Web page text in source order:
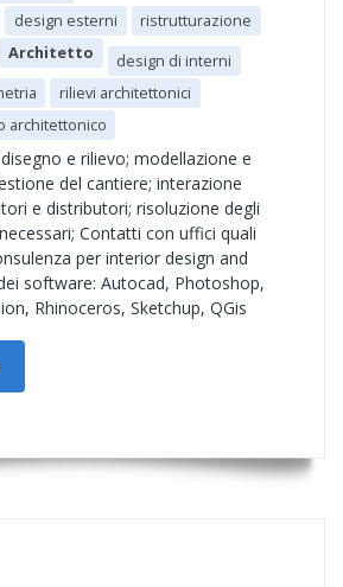
design esterni
ristrutturazione
Architetto
design di interni
rilievi architettonici
architettonico
e rilievo; modellazione e
del cantiere; interazione
e distributori; risoluzione degli
Contatti con uffici quali
per interior design and
software: Autocad, Photoshop,
Rhinoceros, Sketchup, QGis